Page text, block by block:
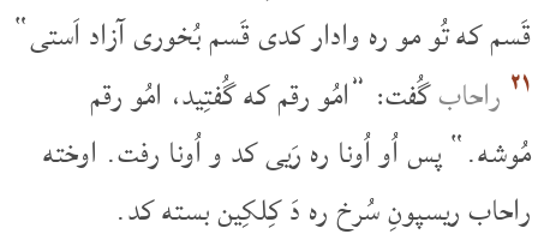
قَسم که تُو مو ره وادار کدی قَسم بُخوری آزاد اَستی“
۲۱ راحابگُفت: ”امُو رقم که گُفتِید، امُو رقم
مُوشه.“ پس اُو اُونا ره رَیی کد و اُونا رفت. اوخته
راحاب ریسپونِ سُرخ ره دَ کِلکِین بسته کد.